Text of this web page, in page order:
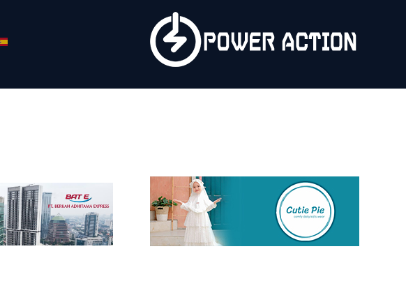
Service Plus
Workshop Ekspor
About Us